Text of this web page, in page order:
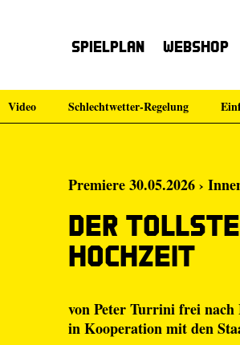
Spielplan Webshop
Video Schlechtwetter-Regelung
Premiere 30.05.2026 ›
Der tollste
Hochzeit
von Peter Turrini frei nach
in Kooperation mit den